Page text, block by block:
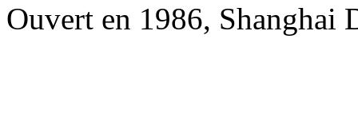
Ouvert en 1986, Shanghai